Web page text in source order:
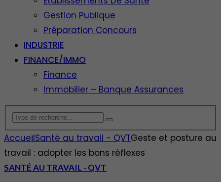
Gestion Publique
Préparation Concours
INDUSTRIE
FINANCE/IMMO
Finance
Immobilier – Banque Assurances
AccueilSanté au travail - QVTGeste et posture au
travail : adopter les bons réflexes
SANTÉ AU TRAVAIL - QVT